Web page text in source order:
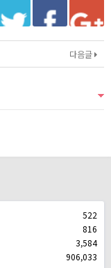
다음글
522
816
3,584
906,033